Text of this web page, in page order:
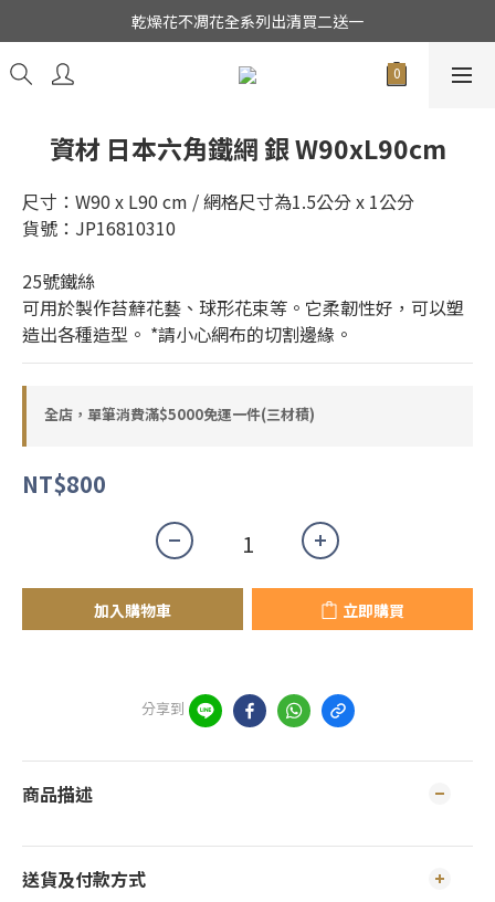
★日本東京堂花材系列全面出清特價中★
乾燥花不凋花全系列出清買二送一
★日本東京堂花材系列全面出清特價中★
資材 日本六角鐵網 銀 W90xL90cm
尺寸：W90 x L90 cm / 網格尺寸為1.5公分 x 1公分
貨號：JP16810310
25號鐵絲
可用於製作苔蘚花藝、球形花束等。它柔韌性好，可以塑
造出各種造型。 *請小心網布的切割邊緣。
全店，單筆消費滿$5000免運一件(三材積)
NT$800
加入購物車 立即購買
分享到
商品描述
送貨及付款方式